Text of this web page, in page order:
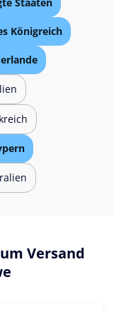
Königreich
Versand